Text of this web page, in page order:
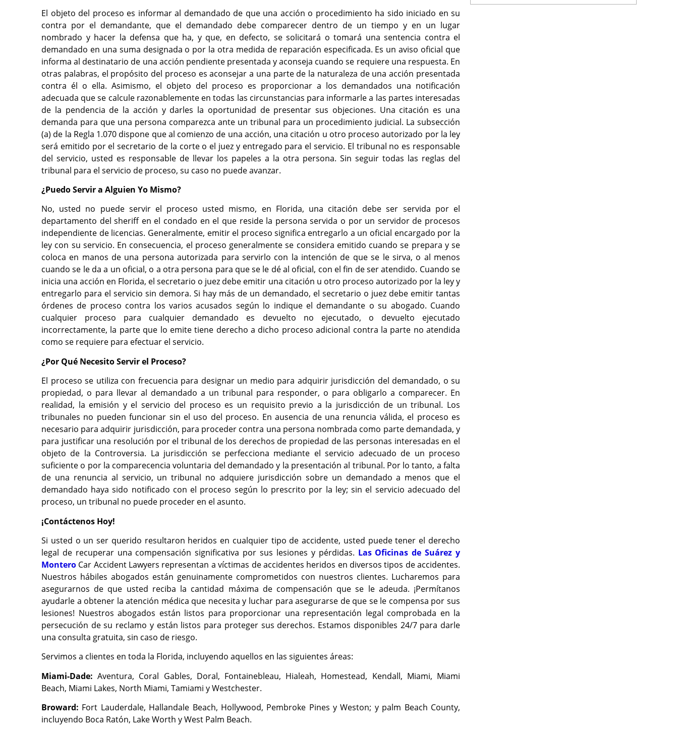
El objeto del proceso es informar al demandado de que una acción o procedimiento ha sido iniciado en su
contra por el demandante, que el demandado debe comparecer dentro de un tiempo y en un lugar
nombrado y hacer la defensa que ha, y que, en defecto, se solicitará o tomará una sentencia contra el
demandado en una suma designada o por la otra medida de reparación especificada. Es un aviso oficial que
informa al destinatario de una acción pendiente presentada y aconseja cuando se requiere una respuesta. En
otras palabras, el propósito del proceso es aconsejar a una parte de la naturaleza de una acción presentada
contra él o ella. Asimismo, el objeto del proceso es proporcionar a los demandados una notificación
adecuada que se calcule razonablemente en todas las circunstancias para informarle a las partes interesadas
de la pendencia de la acción y darles la oportunidad de presentar sus objeciones. Una citación es una
demanda para que una persona comparezca ante un tribunal para un procedimiento judicial. La subsección
(a) de la Regla 1.070 dispone que al comienzo de una acción, una citación u otro proceso autorizado por la ley
será emitido por el secretario de la corte o el juez y entregado para el servicio. El tribunal no es responsable
del servicio, usted es responsable de llevar los papeles a la otra persona. Sin seguir todas las reglas del
tribunal para el servicio de proceso, su caso no puede avanzar.
¿Puedo Servir a Alguien Yo Mismo?
No, usted no puede servir el proceso usted mismo, en Florida, una citación debe ser servida por el
departamento del sheriff en el condado en el que reside la persona servida o por un servidor de procesos
independiente de licencias. Generalmente, emitir el proceso significa entregarlo a un oficial encargado por la
ley con su servicio. En consecuencia, el proceso generalmente se considera emitido cuando se prepara y se
coloca en manos de una persona autorizada para servirlo con la intención de que se le sirva, o al menos
cuando se le da a un oficial, o a otra persona para que se le dé al oficial, con el fin de ser atendido. Cuando se
inicia una acción en Florida, el secretario o juez debe emitir una citación u otro proceso autorizado por la ley y
entregarlo para el servicio sin demora. Si hay más de un demandado, el secretario o juez debe emitir tantas
órdenes de proceso contra los varios acusados según lo indique el demandante o su abogado. Cuando
cualquier proceso para cualquier demandado es devuelto no ejecutado, o devuelto ejecutado
incorrectamente, la parte que lo emite tiene derecho a dicho proceso adicional contra la parte no atendida
como se requiere para efectuar el servicio.
¿Por Qué Necesito Servir el Proceso?
El proceso se utiliza con frecuencia para designar un medio para adquirir jurisdicción del demandado, o su
propiedad, o para llevar al demandado a un tribunal para responder, o para obligarlo a comparecer. En
realidad, la emisión y el servicio del proceso es un requisito previo a la jurisdicción de un tribunal. Los
tribunales no pueden funcionar sin el uso del proceso. En ausencia de una renuncia válida, el proceso es
necesario para adquirir jurisdicción, para proceder contra una persona nombrada como parte demandada, y
para justificar una resolución por el tribunal de los derechos de propiedad de las personas interesadas en el
objeto de la Controversia. La jurisdicción se perfecciona mediante el servicio adecuado de un proceso
suficiente o por la comparecencia voluntaria del demandado y la presentación al tribunal. Por lo tanto, a falta
de una renuncia al servicio, un tribunal no adquiere jurisdicción sobre un demandado a menos que el
demandado haya sido notificado con el proceso según lo prescrito por la ley; sin el servicio adecuado del
proceso, un tribunal no puede proceder en el asunto.
¡Contáctenos Hoy!
Si usted o un ser querido resultaron heridos en cualquier tipo de accidente, usted puede tener el derecho
legal de recuperar una compensación significativa por sus lesiones y pérdidas. Las Oficinas de Suárez y
Montero Car Accident Lawyers representan a víctimas de accidentes heridos en diversos tipos de accidentes.
Nuestros hábiles abogados están genuinamente comprometidos con nuestros clientes. Lucharemos para
asegurarnos de que usted reciba la cantidad máxima de compensación que se le adeuda. ¡Permítanos
ayudarle a obtener la atención médica que necesita y luchar para asegurarse de que se le compensa por sus
lesiones! Nuestros abogados están listos para proporcionar una representación legal comprobada en la
persecución de su reclamo y están listos para proteger sus derechos. Estamos disponibles 24/7 para darle
una consulta gratuita, sin caso de riesgo.
Servimos a clientes en toda la Florida, incluyendo aquellos en las siguientes áreas:
Miami-Dade: Aventura, Coral Gables, Doral, Fontainebleau, Hialeah, Homestead, Kendall, Miami, Miami
Beach, Miami Lakes, North Miami, Tamiami y Westchester.
Broward: Fort Lauderdale, Hallandale Beach, Hollywood, Pembroke Pines y Weston; y palm Beach County,
incluyendo Boca Ratón, Lake Worth y West Palm Beach.